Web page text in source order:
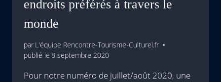
endroits préférés à travers le
monde
par L'équipe Rencontre-Tourisme-Culturel.fr
publié le 8 septembre 2020
Pour notre numéro de juillet/août 2020, une